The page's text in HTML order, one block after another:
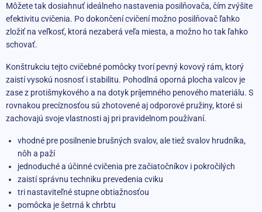
Môžete tak dosiahnuť ideálneho nastavenia posilňovača, čím zvýšite
efektivitu cvičenia. Po dokončení cvičení možno posilňovač ľahko
zložiť na veľkosť, ktorá nezaberá veľa miesta, a možno ho tak ľahko
schovať.
Konštrukciu tejto cvičebné pomôcky tvorí pevný kovový rám, ktorý
zaistí vysokú nosnosť i stabilitu. Pohodlná oporná plocha valcov je
zase z protišmykového a na dotyk príjemného penového materiálu. S
rovnakou precíznosťou sú zhotovené aj odporové pružiny, ktoré si
zachovajú svoje vlastnosti aj pri pravidelnom používaní.
vhodné pre posilnenie brušných svalov, ale tiež svalov hrudníka,
nôh a paží
jednoduché a účinné cvičenia pre začiatočníkov i pokročilých
zaistí správnu techniku ​​prevedenia cviku
tri nastaviteľné stupne obtiažnosťou
pomôcka je šetrná k chrbtu